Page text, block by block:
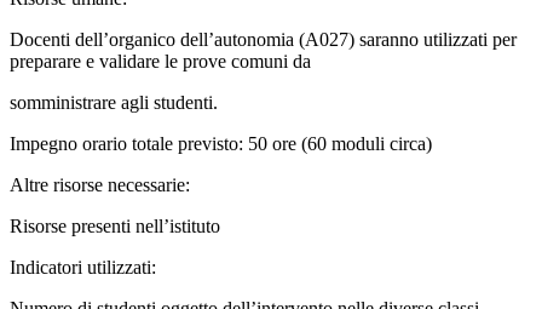
Docenti dell’organico dell’autonomia (A027) saranno utilizzati per
preparare e validare le prove comuni da
somministrare agli studenti.
Impegno orario totale previsto: 50 ore (60 moduli circa)
Altre risorse necessarie:
Risorse presenti nell’istituto
Indicatori utilizzati: